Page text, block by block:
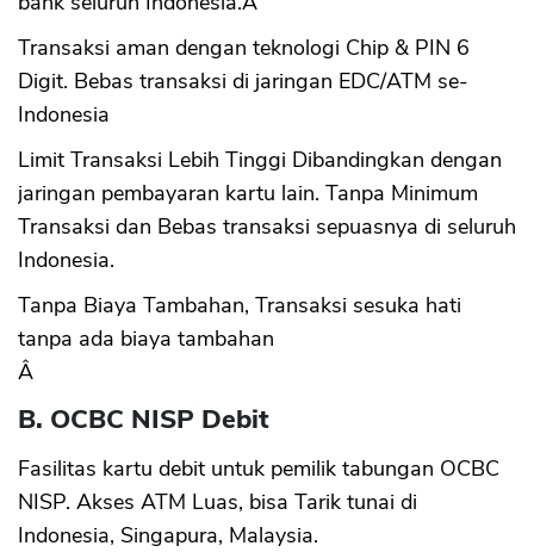
Transaksi aman dengan teknologi Chip & PIN 6
Digit. Bebas transaksi di jaringan EDC/ATM se-
Indonesia
Limit Transaksi Lebih Tinggi Dibandingkan dengan
jaringan pembayaran kartu lain. Tanpa Minimum
Transaksi dan Bebas transaksi sepuasnya di seluruh
Indonesia.
Tanpa Biaya Tambahan, Transaksi sesuka hati
tanpa ada biaya tambahan
Â
B. OCBC NISP Debit
Fasilitas kartu debit untuk pemilik tabungan OCBC
NISP. Akses ATM Luas, bisa Tarik tunai di
Indonesia, Singapura, Malaysia.